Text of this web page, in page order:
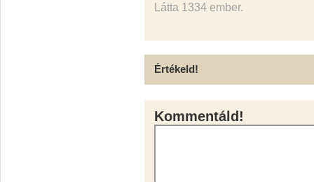
Látta 1334 ember.
Értékeld!
Kommentáld!